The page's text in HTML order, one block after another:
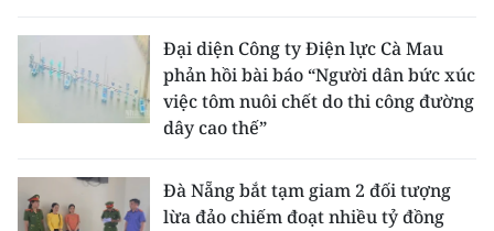
Đại diện Công ty Điện lực Cà Mau
phản hồi bài báo “Người dân bức xúc
việc tôm nuôi chết do thi công đường
dây cao thế”
Đà Nẵng bắt tạm giam 2 đối tượng
lừa đảo chiếm đoạt nhiều tỷ đồng